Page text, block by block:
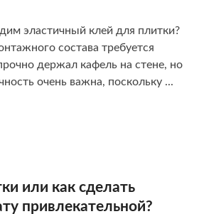
эластичный клей для плитки?
состава требуется
держал кафель на стене, но
очень важна, поскольку ...
или как сделать
привлекательной?